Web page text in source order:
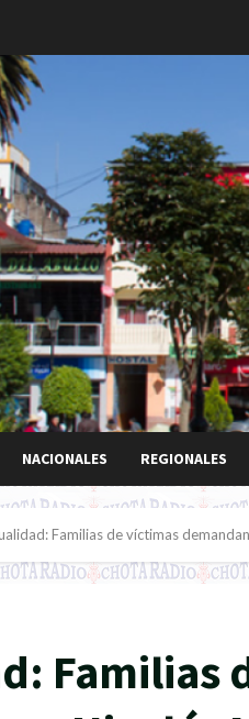
NACIONALES REGIONALES
Familias de víctimas
Familias